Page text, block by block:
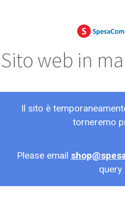
Sito web in
Il sito è
torneremo
Please email
query